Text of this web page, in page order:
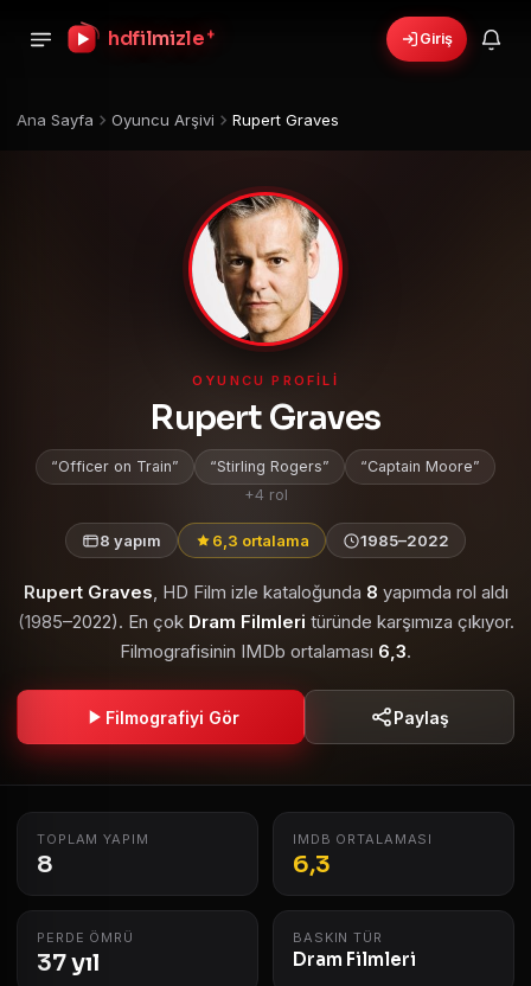
hdfilmizle + Giriş
Ana Sayfa Oyuncu Arşivi Rupert Graves
OYUNCU PROFILI
Rupert Graves
Officer on Train Stirling Rogers
Captain Moore
+4 rol
8 yapım 6,3 ortalama 1985–2022
Rupert Graves, HD Film izle kataloğunda 8 yapımda rol aldı
(1985–2022). En çok Dram Filmleri türünde karşımıza çıkıyor.
Filmografisinin IMDb ortalaması 6,3.
Filmografiyi Gör Paylaş
TOPLAM YAPIM
8
IMDB ORTALAMASI
6,3
PERDE ÖMRÜ
37 yıl
BASKIN TÜR
Dram Filmleri